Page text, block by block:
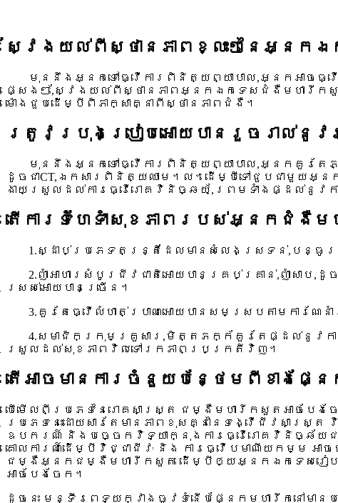
ស្វែងយល់ពីស្ថានភាពខ្លះៗនៃអ្នក
មុននឹងអ្នកទៅធ្វើការពិនិត្យព្យាបាល,អ្នកអាចធ្
ផ្សេងៗ,ស្វែងយល់ពីស្ថានភាពអ្នកឯកទេសជំងឺមហារី
ម៉ោងជួបដើម្បីពិភាក្សាគ្នាពីស្ថានភាពជំងឺ។
ត្រូវប្រុងប្រៀបអោយបានរួចរាល់នូវ
មុននឹងអ្នកទៅធ្វើការពិនិត្យព្យាបាល,អ្នកគួរតែភ្
ដូចជាCT,ឯកសារពិនិត្យឈាម។ល។ដើម្បីទៅជួបជាមួយអ្ន
ងាយស្រួលដល់ការធ្វើរោគវិនិច្ឆយ័,ព្រមទាំងផ្ដល់នូវ
តើការទំហែទាំសុខភាពរបស់អ្នកជំងឺម
1.ស្ដាប់ប្រភេទតន្រ្តីដែលមានសំលេងស្រទន់,បន្ធូរ
2.ញាំអាហារសំបូរជីវជាតិអោយបានគ្រប់គ្រាន់,ញាំសាប,ដូ
ស្រស់អោយបានច្រើន។
3.គួរតែធ្វើលំហាត់ប្រាណអោយបានសមស្របតាមការ
4.សមាជិកក្រុមគ្រួសារ,មិត្តភក្ក័គួរតែផ្ដល់នូវ
ស្រួលដល់សុខភាពវិលទៅរកភាពប្រក្រតីវិញ។
តើអាចមានការចំនួយបន្ថែមពីខាងផ្ន
បើមើលពីប្រភេទនៃរោគសាស្ត្រ ជម្ងឺមហារីកសួតអាចប
ប្រភេទនេះដោយសារតែមានភាពខុសគ្នានៃទង្វើជីវសា
ឧបករណ៍ និងបច្ចេកវិទ្យាក្នុងការធ្វើរោគវិនិច្ឆ័យ
គោលការណ៍ដើម្បីវិជ្ជាជីវៈ និង ការធ្វើបមាណីយកម្ម អ
ជម្ងឺអ្នកជម្ងឺមហារីកសួត ដើម្បីឲ្យអ្នកឯកទេសរៀ
អាចបែងចែក។
ដូចនេះ មន្ទីរពេទ្យក្វាងចូវទំនើបផ្នែកមហារីកនៅមា